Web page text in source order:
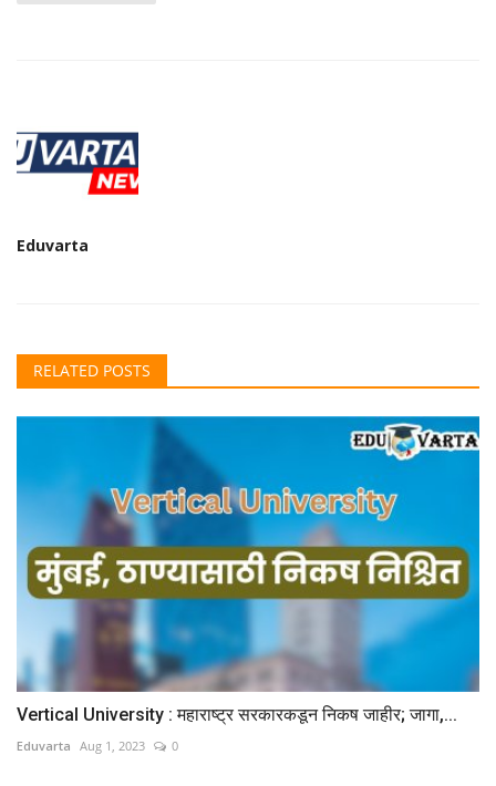
Eduvarta
RELATED POSTS
Vertical University : महाराष्ट्र सरकारकडून निकष जाहीर; जागा,...
Eduvarta Aug 1, 2023 0